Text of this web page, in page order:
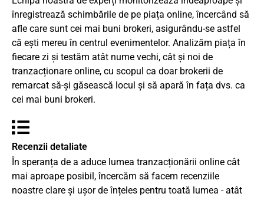
înregistrează schimbările de pe piața online, încercând să
afle care sunt cei mai buni brokeri, asigurându-se astfel
că ești mereu în centrul evenimentelor. Analizăm piața în
fiecare zi și testăm atât nume vechi, cât și noi de
tranzacționare online, cu scopul ca doar brokerii de
remarcat să-și găsească locul și să apară în fața dvs. ca
cei mai buni brokeri.
Recenzii detaliate
În speranța de a aduce lumea tranzacționării online cât
mai aproape posibil, încercăm să facem recenziile
noastre clare și ușor de înțeles pentru toată lumea - atât